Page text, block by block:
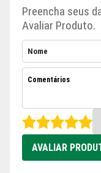
Preencha seus
Avaliar Produto.
AVALIAR